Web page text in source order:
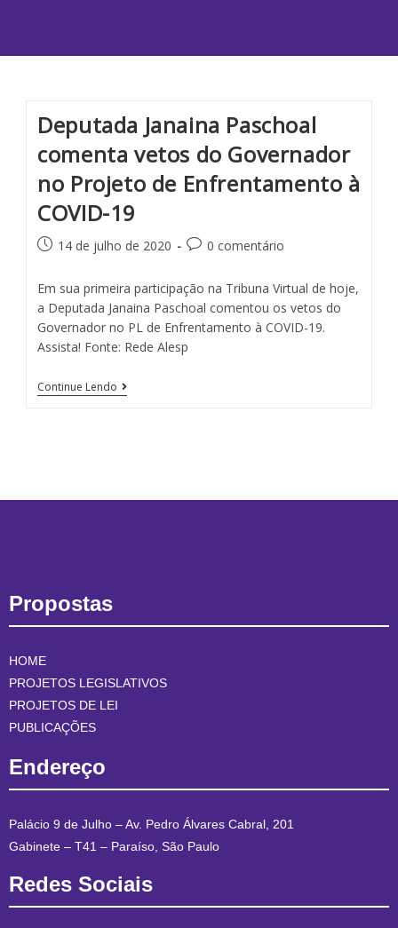
Deputada Janaina Paschoal
comenta vetos do Governador
no Projeto de Enfrentamento à
COVID-19
14 de julho de 2020 0 comentário
Em sua primeira participação na Tribuna Virtual de hoje,
a Deputada Janaina Paschoal comentou os vetos do
Governador no PL de Enfrentamento à COVID-19.
Assista! Fonte: Rede Alesp
Continue Lendo
Propostas
HOME
PROJETOS LEGISLATIVOS
PROJETOS DE LEI
PUBLICAÇÕES
Endereço
Palácio 9 de Julho – Av. Pedro Álvares Cabral, 201
Gabinete – T41 – Paraíso, São Paulo
Redes Sociais